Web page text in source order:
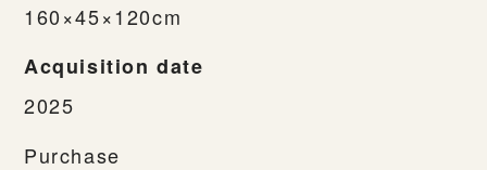
160×45×120cm
Acquisition date
2025
Purchase